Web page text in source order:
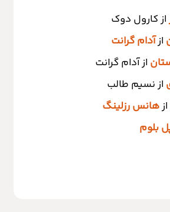
از کارول دوک
ازآدام گرانت
از آدام گرانت
از نسیم طالب
ازهانس رزلینگ
بلوم